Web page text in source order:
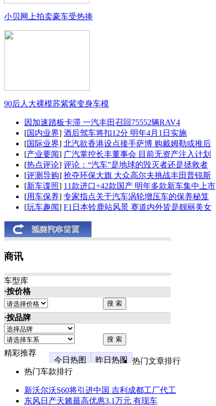
小贝网上拍卖豪车受热捧
90后人大裸模苏紫紫变身车模
因加速踏板卡滞 一汽丰田召回75552辆RAV4
[国内业界] 酒后驾车将扣12分 明年4月1日实施
[国际业界] 北汽欲香港设点接手萨博 购戴姆勒或推后
[产业要闻] 广汽掌控长丰董事会 目前无资产注入计划
[热点评论] 评论：“汽车”是地球的毁灭者还是拯救者
[评测导购] 抢夺环保大旗 大众高尔夫挑战丰田普锐斯
[新车谍照] 11款进口+42款国产 明年多款新车集中上市
[用车保养] 专家指点关于汽车涡轮增压车的保养秘笈
[玩车趣闻] F1日本铃鹿站风景 赛道内外皆是靓丽美女
商讯
车型库
·按价格
·按品牌
精彩推荐
今日热图
昨日热图
热门文章排行
热门车款排行
新沃尔沃S60将引进中国 吉利成都工厂代工
东风日产天籁最高优惠3.1万元 有现车